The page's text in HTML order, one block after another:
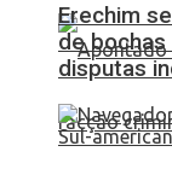
Erechim
de
disputas